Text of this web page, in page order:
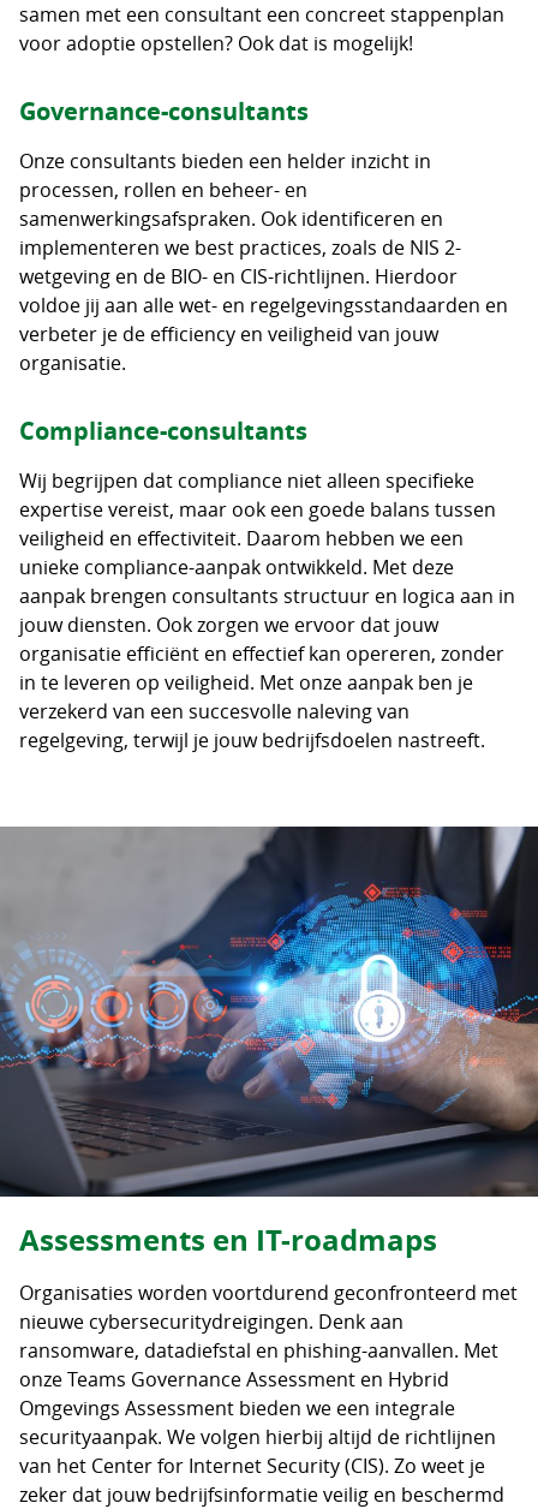
samen met een consultant een concreet stappenplan
voor adoptie opstellen? Ook dat is mogelijk!
Governance-consultants
Onze consultants bieden een helder inzicht in
processen, rollen en beheer- en
samenwerkingsafspraken. Ook identificeren en
implementeren we best practices, zoals de NIS 2-
wetgeving en de BIO- en CIS-richtlijnen. Hierdoor
voldoe jij aan alle wet- en regelgevingsstandaarden en
verbeter je de efficiency en veiligheid van jouw
organisatie.
Compliance-consultants
Wij begrijpen dat compliance niet alleen specifieke
expertise vereist, maar ook een goede balans tussen
veiligheid en effectiviteit. Daarom hebben we een
unieke compliance-aanpak ontwikkeld. Met deze
aanpak brengen consultants structuur en logica aan in
jouw diensten. Ook zorgen we ervoor dat jouw
organisatie efficiënt en effectief kan opereren, zonder
in te leveren op veiligheid. Met onze aanpak ben je
verzekerd van een succesvolle naleving van
regelgeving, terwijl je jouw bedrijfsdoelen nastreeft.
Assessments en IT-roadmaps
Organisaties worden voortdurend geconfronteerd met
nieuwe cybersecuritydreigingen. Denk aan
ransomware, datadiefstal en phishing-aanvallen. Met
onze Teams Governance Assessment en Hybrid
Omgevings Assessment bieden we een integrale
securityaanpak. We volgen hierbij altijd de richtlijnen
van het Center for Internet Security (CIS). Zo weet je
zeker dat jouw bedrijfsinformatie veilig en beschermd